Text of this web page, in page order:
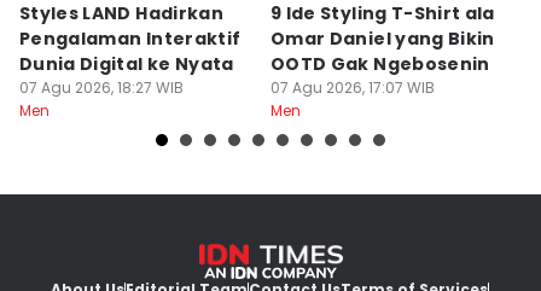
Styles LAND Hadirkan
Pengalaman Interaktif
Dunia Digital ke Nyata
07 Agu 2026, 18:27 WIB
Men
9 Ide Styling T-Shirt ala
Omar Daniel yang Bikin
OOTD Gak Ngebosenin
07 Agu 2026, 17:07 WIB
Men